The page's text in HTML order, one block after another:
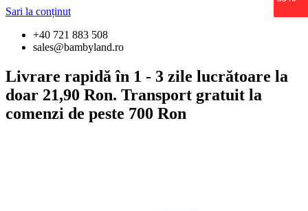
Sari la conținut
+40 721 883 508
sales@bambyland.ro
Livrare rapidă în 1 - 3 zile lucrătoare la
doar 21,90 Ron. Transport gratuit la
comenzi de peste 700 Ron